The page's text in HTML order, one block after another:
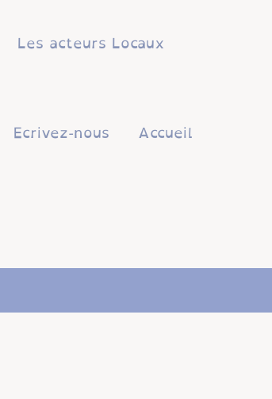
Les acteurs Locaux
Ecrivez-nous Accueil